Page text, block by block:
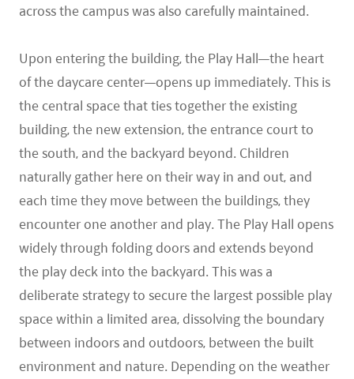
across the campus was also carefully maintained.
Upon entering the building, the Play Hall—the heart
of the daycare center—opens up immediately. This is
the central space that ties together the existing
building, the new extension, the entrance court to
the south, and the backyard beyond. Children
naturally gather here on their way in and out, and
each time they move between the buildings, they
encounter one another and play. The Play Hall opens
widely through folding doors and extends beyond
the play deck into the backyard. This was a
deliberate strategy to secure the largest possible play
space within a limited area, dissolving the boundary
between indoors and outdoors, between the built
environment and nature. Depending on the weather